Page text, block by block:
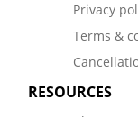
Privacy
Terms &
RESOURCES